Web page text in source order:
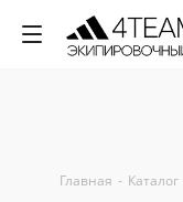
Главная - Каталог